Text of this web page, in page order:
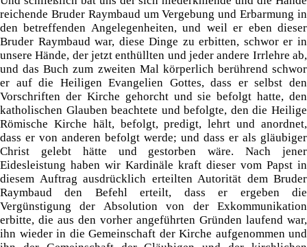
reichende Bruder Raymbaud um Vergebung und Erbarmung in
den betreffenden Angelegenheiten, und weil er eben dieser
Bruder Raymbaud war, diese Dinge zu erbitten, schwor er in
unsere Hände, der jetzt enthüllten und jeder andere Irrlehre ab,
und das Buch zum zweiten Mal körperlich berührend schwor
er auf die Heiligen Evangelien Gottes, dass er selbst den
Vorschriften der Kirche gehorcht und sie befolgt hatte, den
katholischen Glauben beachtete und befolgte, den die Heilige
Römische Kirche hält, befolgt, predigt, lehrt und anordnet,
dass er von anderen befolgt werde; und dass er als gläubiger
Christ gelebt hätte und gestorben wäre. Nach jener
Eidesleistung haben wir Kardinäle kraft dieser vom Papst in
diesem Auftrag ausdrücklich erteilten Autorität dem Bruder
Raymbaud den Befehl erteilt, dass er ergeben die
Vergünstigung der Absolution von der Exkommunikation
erbitte, die aus den vorher angeführten Gründen laufend war,
ihn wieder in die Gemeinschaft der Kirche aufgenommen und